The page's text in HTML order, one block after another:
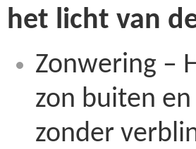
het licht van
Zonwering –
zon buiten
zonder